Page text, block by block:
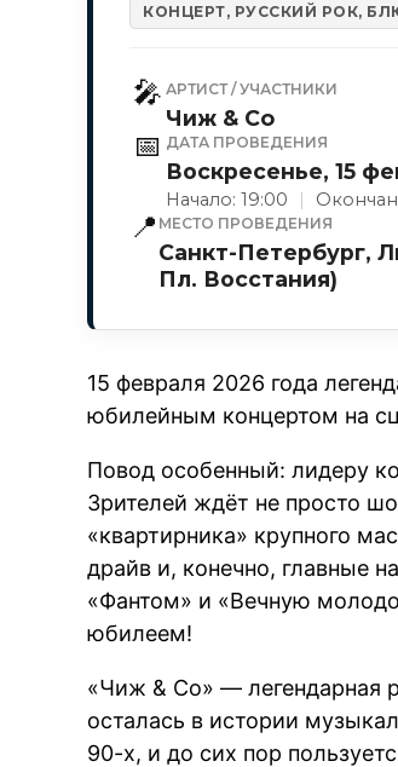
КОНЦЕРТ, РУССКИЙ РОК,
🎤 АРТИСТ / УЧАСТНИКИ
Чиж & Co
📅 ДАТА ПРОВЕДЕНИЯ
Воскресенье, 15
Начало: 19:00 |
📍 МЕСТО ПРОВЕДЕНИЯ
Санкт-Петербург,
Пл. Восстания)
15 февраля 2026 года
юбилейным концертом на
Повод особенный: лидеру
Зрителей ждёт не просто
«квартирника» крупного
драйв и, конечно, главные
«Фантом» и «Вечную
юбилеем!
«Чиж & Co» — легендарная
осталась в истории
90-х, и до сих пор